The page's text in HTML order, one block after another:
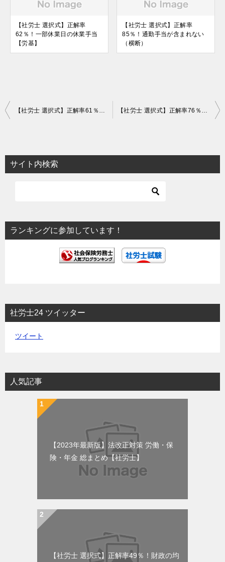
【社労士 選択式】正解率
62％！一部休業日の休業手当
【労基】
【社労士 選択式】正解率
85％！通勤手当が含まれない
（横断）
投
ビ
ゲ
ョ
ン
サイト内検索
ランキングに参加しています！
社労士24 ツイッター
ツイート
人気記事
【2023年最新版】法改正対策 労働・保
険・年金 総まとめ【社労士】
【社労士 選択式】正解率49％！財政の均